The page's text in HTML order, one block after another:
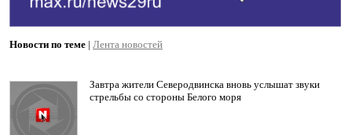
Новости по теме | Лента новостей
Завтра жители Северодвинска вновь услышат звуки
стрельбы со стороны Белого моря